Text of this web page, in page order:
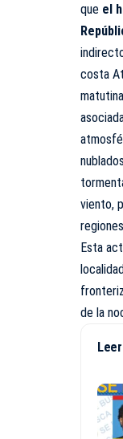
que el
costa
viento,
Esta
de la